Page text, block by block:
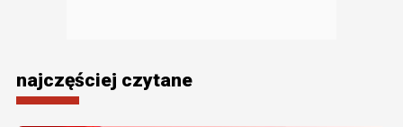
najczęściej czytane